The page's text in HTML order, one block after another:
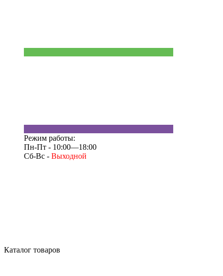
Режим работы:
Пн-Пт - 10:00—18:00
Сб-Вс - Выходной
Каталог товаров